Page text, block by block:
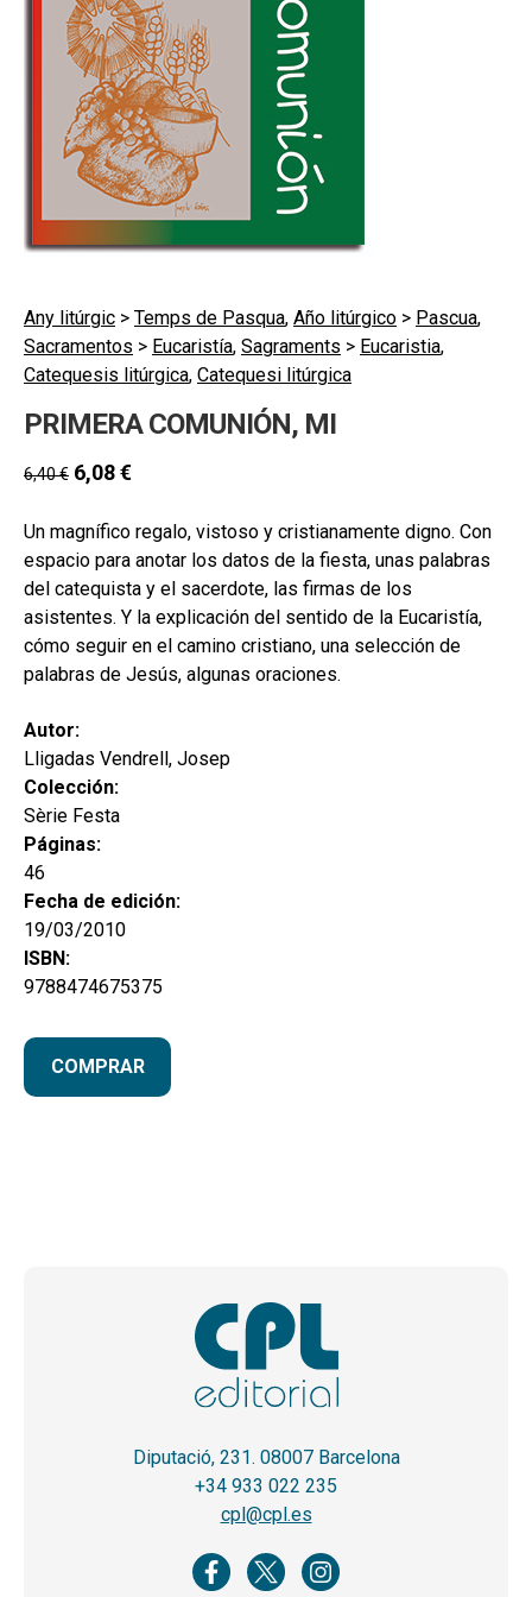
EL MEU COMPTE
CERCAR
CAT
ESP
Any litúrgic > Temps de Pasqua, Año litúrgico > Pascua,
Sacramentos > Eucaristía, Sagraments > Eucaristia,
Catequesis litúrgica, Catequesi litúrgica
PRIMERA COMUNIÓN, MI
6,40€ 6,08€
Un magnífico regalo, vistoso y cristianamente digno. Con
espacio para anotar los datos de la fiesta, unas palabras
del catequista y el sacerdote, las firmas de los
asistentes. Y la explicación del sentido de la Eucaristía,
cómo seguir en el camino cristiano, una selección de
palabras de Jesús, algunas oraciones.
Autor:
Lligadas Vendrell, Josep
Colección:
Sèrie Festa
Páginas:
46
Fecha de edición:
19/03/2010
ISBN:
9788474675375
COMPRAR
Diputació, 231. 08007 Barcelona
+34 933 022 235
cpl@cpl.es